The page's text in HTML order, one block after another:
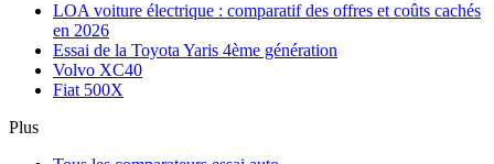
LOA voiture électrique : comparatif des offres et coûts cachés
en 2026
Essai de la Toyota Yaris 4ème génération
Volvo XC40
Fiat 500X
Plus